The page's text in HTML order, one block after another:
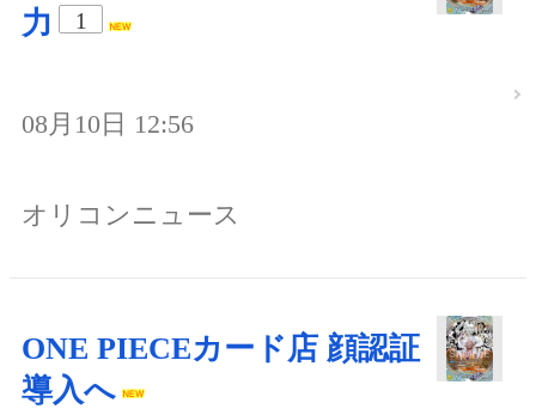
力
1
08月10日 12:56
オリコンニュース
ONE PIECEカード店 顔認証
導入へ